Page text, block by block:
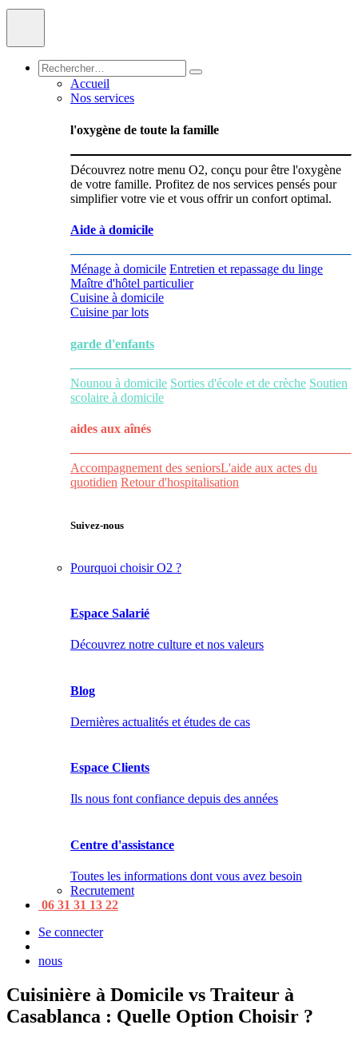
Accueil
Nos services
l'oxygène de toute la famille
Découvrez notre menu O2, conçu pour être l'oxygène
de votre famille. Profitez de nos services pensés pour
simplifier votre vie et vous offrir un confort optimal.
Aide à domicile
Ménage à domicile Entretien et repassage du linge
Maître d'hôtel particulier
Cuisine à domicile
Cuisine par lots
garde d'enfants
Nounou à domicile Sorties d'école et de crèche Soutien
scolaire à domicile
aides aux aînés
Accompagnement des seniorsL'aide aux actes du
quotidien Retour d'hospitalisation
Suivez-nous
Pourquoi choisir O2 ?
Espace Salarié
Découvrez notre culture et nos valeurs
Blog
Dernières actualités et études de cas
Espace Clients
Ils nous font confiance depuis des années
Centre d'assistance
Toutes les informations dont vous avez besoin
Recrutement
06 31 31 13 22
Se connecter
nous
Cuisinière à Domicile vs Traiteur à
Casablanca : Quelle Option Choisir ?